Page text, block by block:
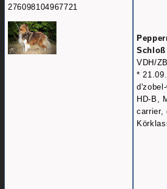
276098104967721
Schloß
VDH/
*
HD-B,
carrier,